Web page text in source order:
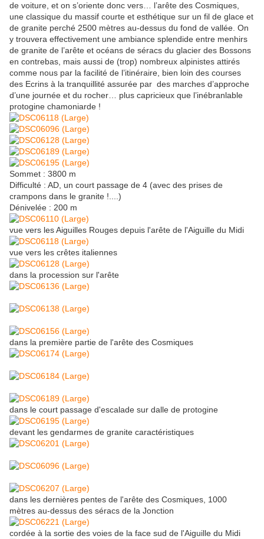
de voiture, et on s’oriente donc vers… l’arête des Cosmiques,
une classique du massif courte et esthétique sur un fil de glace et
de granite perché 2500 mètres au-dessus du fond de vallée. On
y trouvera effectivement une ambiance splendide entre menhirs
de granite de l’arête et océans de séracs du glacier des Bossons
en contrebas, mais aussi de (trop) nombreux alpinistes attirés
comme nous par la facilité de l’itinéraire, bien loin des courses
des Ecrins à la tranquillité assurée par des marches d’approche
d’une journée et du rocher… plus capricieux que l’inébranlable
protogine chamoniarde !
Sommet : 3800 m
Difficulté : AD, un court passage de 4 (avec des prises de
crampons dans le granite !....)
Dénivelée : 200 m
vue vers les Aiguilles Rouges depuis l'arête de l'Aiguille du Midi
vue vers les crêtes italiennes
dans la procession sur l'arête
dans la première partie de l'arête des Cosmiques
dans le court passage d'escalade sur dalle de protogine
devant les gendarmes de granite caractéristiques
dans les dernières pentes de l'arête des Cosmiques, 1000
mètres au-dessus des séracs de la Jonction
cordée à la sortie des voies de la face sud de l'Aiguille du Midi